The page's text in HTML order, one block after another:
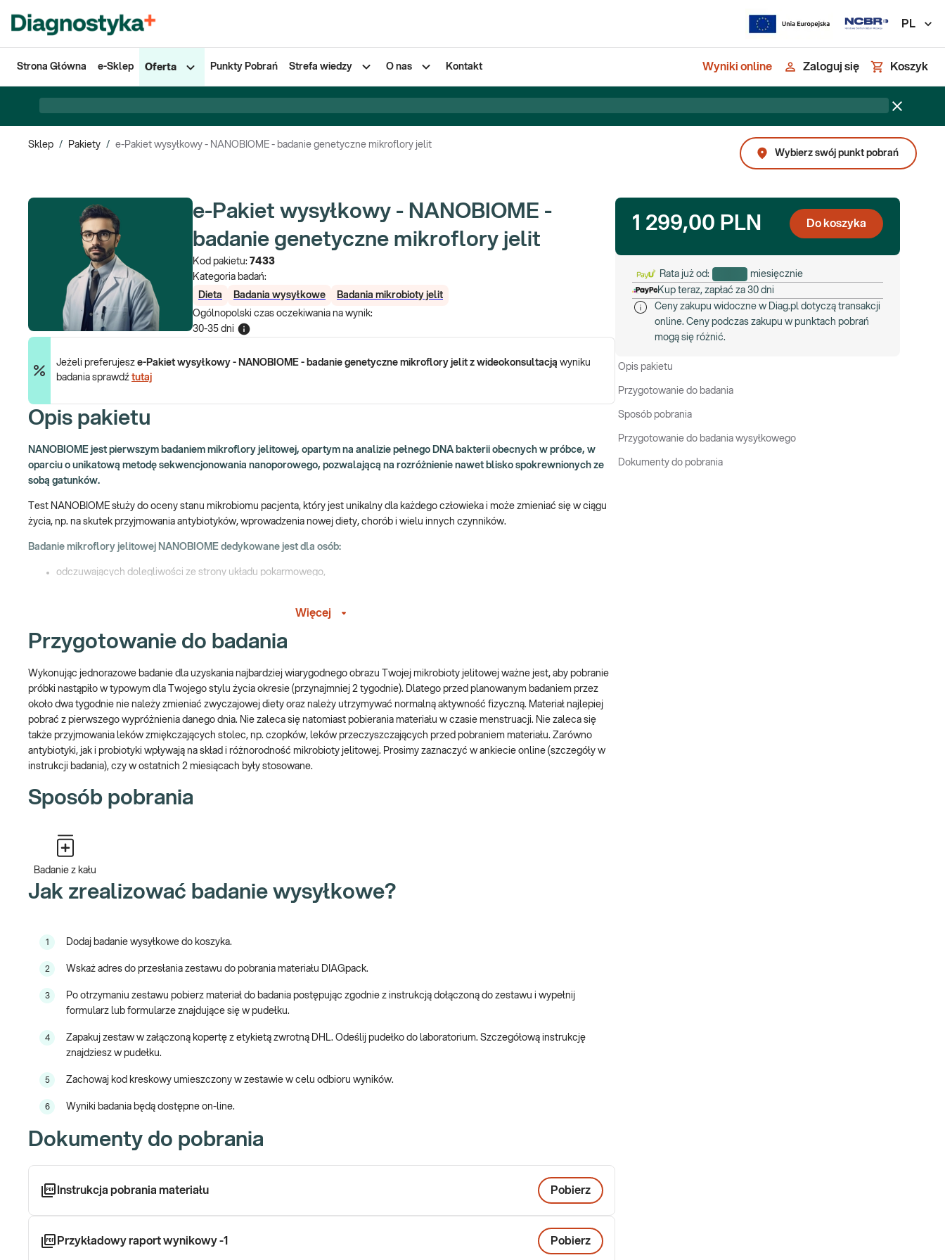
PL
Strona Główna e-Sklep Oferta Punkty Pobrań Strefa wiedzy O nas Kontakt Wyniki online Zaloguj się Koszyk
Sklep / Pakiety / e-Pakiet wysyłkowy - NANOBIOME - badanie genetyczne mikroflory jelit
Wybierz swój punkt pobrań
e-Pakiet wysyłkowy - NANOBIOME -
badanie genetyczne mikroflory jelit
Kod pakietu: 7433
Kategoria badań:
Dieta
Badania wysyłkowe
Badania mikrobioty jelit
Ogólnopolski czas oczekiwania na wynik:
30-35 dni
Jeżeli preferujesz e-Pakiet wysyłkowy - NANOBIOME - badanie genetyczne mikroflory jelit z wideokonsultacją wyniku
badania sprawdź tutaj
Opis pakietu
NANOBIOME jest pierwszym badaniem mikroflory jelitowej, opartym na analizie pełnego DNA bakterii obecnych w próbce, w
oparciu o unikatową metodę sekwencjonowania nanoporowego, pozwalającą na rozróżnienie nawet blisko spokrewnionych ze
sobą gatunków.
Test NANOBIOME służy do oceny stanu mikrobiomu pacjenta, który jest unikalny dla każdego człowieka i może zmieniać się w ciągu
życia, np. na skutek przyjmowania antybiotyków, wprowadzenia nowej diety, chorób i wielu innych czynników.
Badanie mikroflory jelitowej NANOBIOME dedykowane jest dla osób:
odczuwających dolegliwości ze strony układu pokarmowego,
cierpiących na wahania nastroju, depresję, problemy ze snem, żyjących w ciągłym stresie,
często zapadających na infekcje bakteryjne lub wirusowe,
borykających się z chorobą autoimmunologiczną,
chcących poznać skład swojego mikrobiomu i ocenić kondycję jelit.
Pamiętaj przed pobraniem:
*Nie zaleca się przyjmowania leków zmiękczających stolec przed pobraniem materiału.
*Nie zaleca się pobierania materiału w czasie menstruacji.
Jeżeli preferujesz zakupe-Pakietu wysyłkowego – NANOBIOME – badanie genetyczne mikroflory jelit z wideokonsultacją
Dysbioza jelitowa – badanie
Zaburzenie równowagi pomiędzy pożytecznymi a chorobotwórczymi bakteriami, bytującymi w jelicie może prowadzić do rozwoju
chorób zapalnych jelit oraz chorób autoimmunologicznych, takich jak choroba Leśniowskiego-Crohna, wrzodziejące zapalenie jelita
probiotykoterapii oraz zaleceń żywieniowych i profilaktycznych.
Jakie są objawy dysbiozy jelitowej?
Dysbioza jelitowa może dawać różne objawy.
Objawy związane z przewodem pokarmowym:
bóle brzucha,
zmiana konsystencji stolca,
zaparcia,
Pozostałe objawy:
obniżenie nastroju,
Więcej
Przygotowanie do badania
Wykonując jednorazowe badanie dla uzyskania najbardziej wiarygodnego obrazu Twojej mikrobioty jelitowej ważne jest, aby pobranie
próbki nastąpiło w typowym dla Twojego stylu życia okresie (przynajmniej 2 tygodnie). Dlatego przed planowanym badaniem przez
około dwa tygodnie nie należy zmieniać zwyczajowej diety oraz należy utrzymywać normalną aktywność fizyczną. Materiał najlepiej
pobrać z pierwszego wypróżnienia danego dnia. Nie zaleca się natomiast pobierania materiału w czasie menstruacji. Nie zaleca się
także przyjmowania leków zmiękczających stolec, np. czopków, leków przeczyszczających przed pobraniem materiału. Zarówno
antybiotyki, jak i probiotyki wpływają na skład i różnorodność mikrobioty jelitowej. Prosimy zaznaczyć w ankiecie online (szczegóły w
instrukcji badania), czy w ostatnich 2 miesiącach były stosowane.
Sposób pobrania
Badanie z kału
Jak zrealizować badanie wysyłkowe?
1 Dodaj badanie wysyłkowe do koszyka.
2 Wskaż adres do przesłania zestawu do pobrania materiału DIAGpack.
3
Po otrzymaniu zestawu pobierz materiał do badania postępując zgodnie z instrukcją dołączoną do zestawu i wypełnij
formularz lub formularze znajdujące się w pudełku.
4
Zapakuj zestaw w załączoną kopertę z etykietą zwrotną DHL. Odeślij pudełko do laboratorium. Szczegółową instrukcję
znajdziesz w pudełku.
5 Zachowaj kod kreskowy umieszczony w zestawie w celu odbioru wyników.
6 Wyniki badania będą dostępne on-line.
Dokumenty do pobrania
Instrukcja pobrania materiału Pobierz
Przykładowy raport wynikowy -1 Pobierz
1 299,00 PLN Do koszyka
Rata już od:
miesięcznie
Kup teraz, zapłać za 30 dni
Ceny zakupu widoczne w Diag.pl dotyczą transakcji
online. Ceny podczas zakupu w punktach pobrań
mogą się różnić.
Opis pakietu
Przygotowanie do badania
Sposób pobrania
Przygotowanie do badania wysyłkowego
Dokumenty do pobrania